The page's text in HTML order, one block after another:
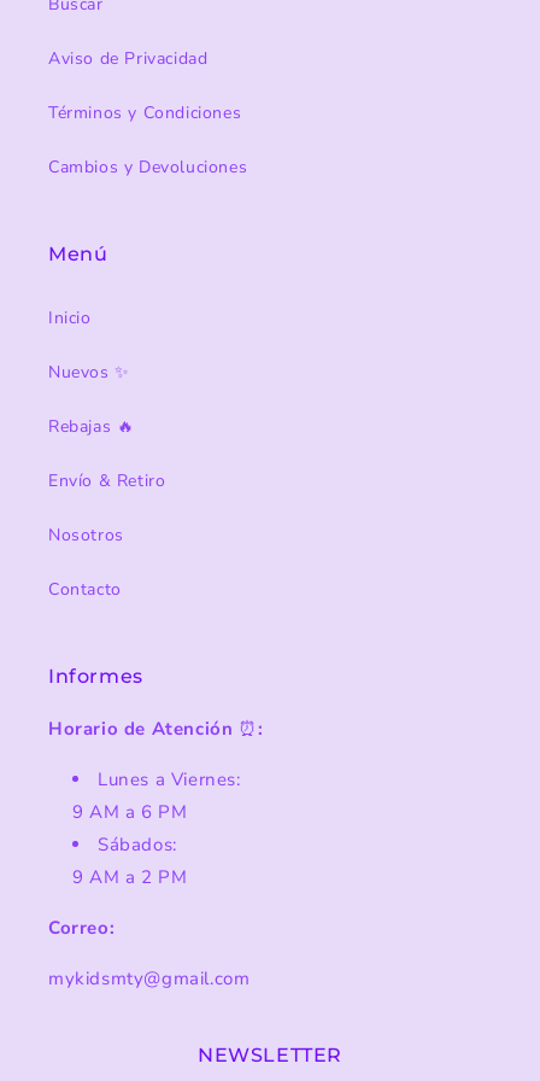
Buscar
Aviso de Privacidad
Términos y Condiciones
Cambios y Devoluciones
Menú
Inicio
Nuevos ✨
Rebajas 🔥
Envío & Retiro
Nosotros
Contacto
Informes
Horario de Atención ⏰:
Lunes a Viernes:
9 AM a 6 PM
Sábados:
9 AM a 2 PM
Correo:
mykidsmty@gmail.com
NEWSLETTER